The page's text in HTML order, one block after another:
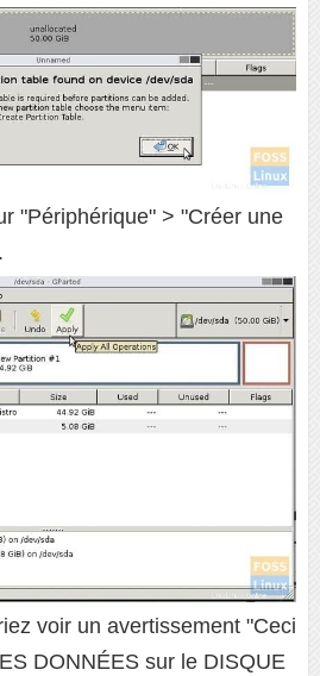
"Périphérique" > "Créer une
voir un avertissement "Ceci
DONNÉES sur le DISQUE